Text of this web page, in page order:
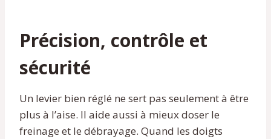
Précision, contrôle et
sécurité
Un levier bien réglé ne sert pas seulement à être
plus à l’aise. Il aide aussi à mieux doser le
freinage et le débrayage. Quand les doigts